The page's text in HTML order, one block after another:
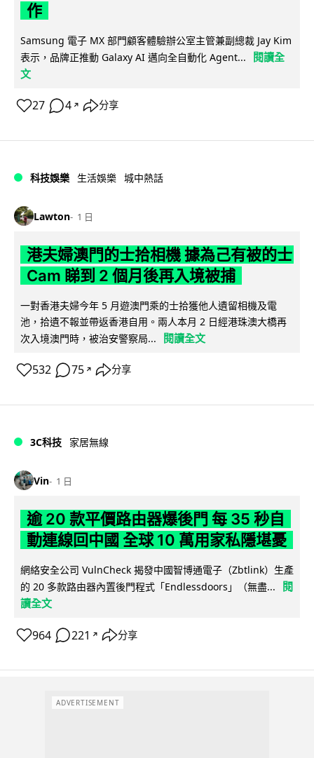
作
Samsung 電子 MX 部門顧客體驗辦公室主管兼副總裁 Jay Kim
表示，品牌正推動 Galaxy AI 邁向全自動化 Agent...
閱讀全
文
27 4 ↗ 分享
科技娛樂 生活娛樂 城中熱話
Lawton 1 日
港夫婦澳門的士拾相機 據為己有被的士
Cam 睇到 2 個月後再入境被捕
一對香港夫婦今年 5 月遊澳門乘的士拾獲他人遺留相機及電
池，拾遺不報並帶返香港自用。兩人本月 2 日經港珠澳大橋再
次入境澳門時，被治安警察局...
閱讀全文
532 75 ↗ 分享
3C科技 家居無線
Vin 1 日
逾 20 款平價路由器爆後門 每 35 秒自
動連線回中國 全球 10 萬用家私隱堪憂
網絡安全公司 VulnCheck 揭發中國智博通電子（Zbtlink）生產
的 20 多款路由器內置後門程式「Endlessdoors」（無盡...
閱
讀全文
964 221 ↗ 分享
ADVERTISEMENT